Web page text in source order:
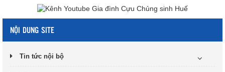
NỘI DUNG SITE
Tin tức nội bộ